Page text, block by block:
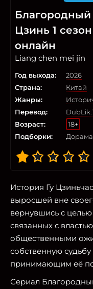
Благородный
Цзинь 1
онлайн
Liang chen mei jin
Год выхода:
2026
Страна:
Китай
Жанры:
Перевод:
Возраст:
18+
Подборки:
Дорама
История Гу
выросшей вне
вернувшись с
связанных с
общественными
собственную
принимающим её
Сериал